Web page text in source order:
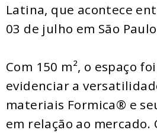
Latina, que acontece
03 de julho em São
Com 150 m², o espaço
evidenciar a
materiais Formica® e
em relação ao mercado.